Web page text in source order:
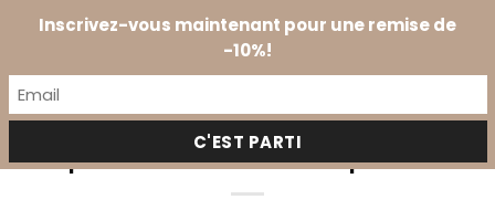
Passer
Prendre
L’Essentiel du bonnet en satin
pour les cheveux en 3 points
Inscrivez-vous maintenant pour une remise de
-10%!